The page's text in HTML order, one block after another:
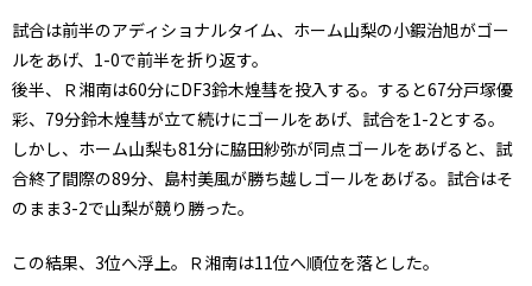
試合は前半のアディショナルタイム、ホーム山梨の小鍜治旭がゴー
ルをあげ、1-0で前半を折り返す。
後半、Ｒ湘南は60分にDF3鈴木煌彗を投入する。すると67分戸塚優
彩、79分鈴木煌彗が立て続けにゴールをあげ、試合を1-2とする。
しかし、ホーム山梨も81分に脇田紗弥が同点ゴールをあげると、試
合終了間際の89分、島村美風が勝ち越しゴールをあげる。試合はそ
のまま3-2で山梨が競り勝った。
この結果、3位へ浮上。Ｒ湘南は11位へ順位を落とした。